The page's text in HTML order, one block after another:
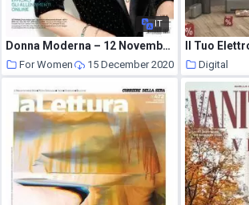
IT
Donna Moderna – 12 Novembre 2020
For Women 15 December 2020 Digital